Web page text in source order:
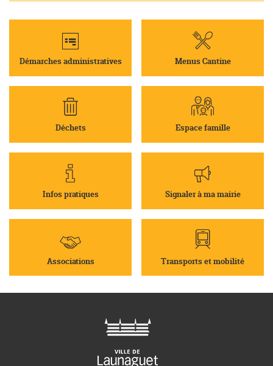
Démarches administratives Menus Cantine
Déchets Espace famille
Infos pratiques Signaler à ma mairie
Associations Transports et mobilité